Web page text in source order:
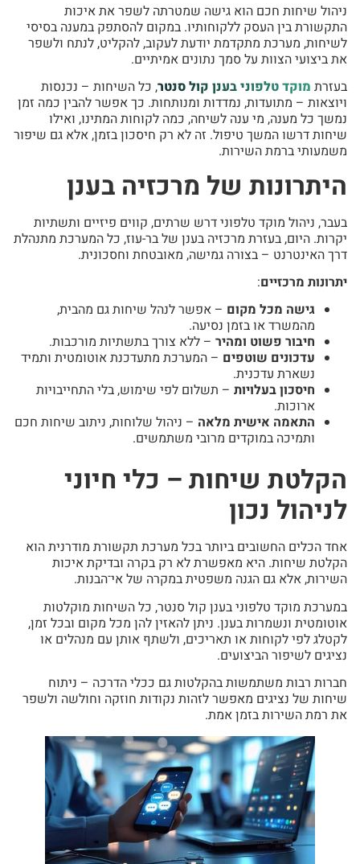
ניהול שיחות חכם הוא גישה שמטרתה לשפר את איכות
התקשורת בין העסק ללקוחותיו. במקום להסתפק במענה בסיסי
לשיחות, מערכת מתקדמת יודעת לעקוב, להקליט, לנתח ולשפר
את ביצועי הצוות על סמך נתונים אמיתיים.
בעזרת מוקד טלפוני בענן קול סנטר, כל השיחות – נכנסות
ויוצאות – מתועדות, נמדדות ומנותחות. כך אפשר להבין כמה זמן
נמשך כל מענה, מי ענה לשיחה, כמה לקוחות המתינו, ואילו
שיחות דרשו המשך טיפול. זה לא רק חיסכון בזמן, אלא גם שיפור
משמעותי ברמת השירות.
היתרונות של מרכזיה בענן
בעבר, ניהול מוקד טלפוני דרש שרתים, קווים פיזיים ותשתיות
יקרות. היום, בעזרת מרכזיה בענן של בר-עוז, כל המערכת מתנהלת
דרך האינטרנט – בצורה גמישה, מאובטחת וחסכונית.
יתרונות מרכזיים:
גישה מכל מקום – אפשר לנהל שיחות גם מהבית,
מהמשרד או בזמן נסיעה.
חיבור פשוט ומהיר – ללא צורך בתשתיות מורכבות.
עדכונים שוטפים – המערכת מתעדכנת אוטומטית ותמיד
נשארת עדכנית.
חיסכון בעלויות – תשלום לפי שימוש, בלי התחייבויות
ארוכות.
התאמה אישית מלאה – ניהול שלוחות, ניתוב שיחות חכם
ותמיכה במוקדים מרובי משתמשים.
הקלטת שיחות – כלי חיוני
לניהול נכון
אחד הכלים החשובים ביותר בכל מערכת תקשורת מודרנית הוא
הקלטת שיחות. היא מאפשרת לא רק בקרה ובדיקת איכות
השירות, אלא גם הגנה משפטית במקרה של אי־הבנות.
במערכת מוקד טלפוני בענן קול סנטר, כל השיחות מוקלטות
אוטומטית ונשמרות בענן. ניתן להאזין להן מכל מקום ובכל זמן,
לקטלג לפי לקוחות או תאריכים, ולשתף אותן עם מנהלים או
נציגים לשיפור הביצועים.
חברות רבות משתמשות בהקלטות גם ככלי הדרכה – ניתוח
שיחות של נציגים מאפשר לזהות נקודות חוזקה וחולשה ולשפר
את רמת השירות בזמן אמת.